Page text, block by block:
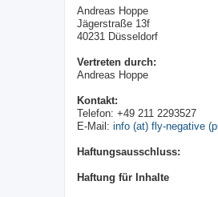
Andreas Hoppe
Jägerstraße 13f
40231 Düsseldorf
Vertreten durch:
Andreas Hoppe
Kontakt:
Telefon: +49 211 2293527
E-Mail: info (at) fly-negative
Haftungsausschluss:
Haftung für Inhalte